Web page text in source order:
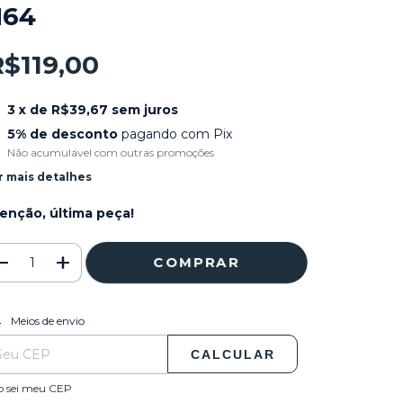
3 x de R$39,67 sem juros
5% de descontopagando com Pix
Não acumulável com outras promoções
mais detalhes
última peça!
para o CEP:
Meios de envio
CALCULAR
sei meu CEP